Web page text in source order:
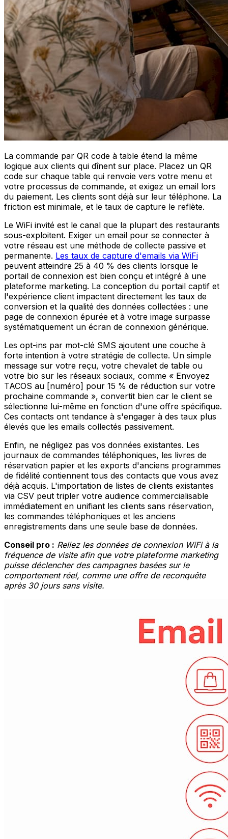
La commande par QR code à table étend la même
logique aux clients qui dînent sur place. Placez un QR
code sur chaque table qui renvoie vers votre menu et
votre processus de commande, et exigez un email lors
du paiement. Les clients sont déjà sur leur téléphone. La
friction est minimale, et le taux de capture le reflète.
Le WiFi invité est le canal que la plupart des restaurants
sous-exploitent. Exiger un email pour se connecter à
votre réseau est une méthode de collecte passive et
permanente. Les taux de capture d'emails via WiFi
peuvent atteindre 25 à 40 % des clients lorsque le
portail de connexion est bien conçu et intégré à une
plateforme marketing. La conception du portail captif et
l'expérience client impactent directement les taux de
conversion et la qualité des données collectées : une
page de connexion épurée et à votre image surpasse
systématiquement un écran de connexion générique.
Les opt-ins par mot-clé SMS ajoutent une couche à
forte intention à votre stratégie de collecte. Un simple
message sur votre reçu, votre chevalet de table ou
votre bio sur les réseaux sociaux, comme « Envoyez
TACOS au [numéro] pour 15 % de réduction sur votre
prochaine commande », convertit bien car le client se
sélectionne lui-même en fonction d'une offre spécifique.
Ces contacts ont tendance à s'engager à des taux plus
élevés que les emails collectés passivement.
Enfin, ne négligez pas vos données existantes. Les
journaux de commandes téléphoniques, les livres de
réservation papier et les exports d'anciens programmes
de fidélité contiennent tous des contacts que vous avez
déjà acquis. L'importation de listes de clients existantes
via CSV peut tripler votre audience commercialisable
immédiatement en unifiant les clients sans réservation,
les commandes téléphoniques et les anciens
enregistrements dans une seule base de données.
Conseil pro : Reliez les données de connexion WiFi à la
fréquence de visite afin que votre plateforme marketing
puisse déclencher des campagnes basées sur le
comportement réel, comme une offre de reconquête
après 30 jours sans visite.